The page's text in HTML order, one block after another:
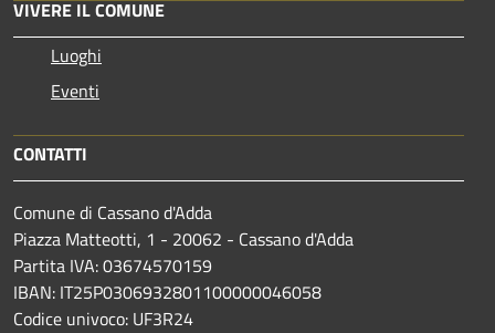
VIVERE IL COMUNE
Luoghi
Eventi
CONTATTI
Comune di Cassano d'Adda
Piazza Matteotti, 1 - 20062 - Cassano d'Adda
Partita IVA: 03674570159
IBAN: IT25P0306932801100000046058
Codice univoco: UF3R24